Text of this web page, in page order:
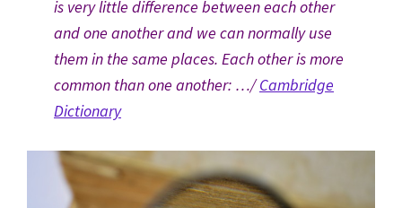
is very little difference between each other
and one another and we can normally use
them in the same places. Each other is more
common than one another: …/Cambridge
Dictionary